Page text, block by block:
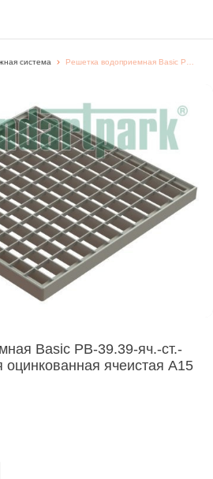
система
Basic РВ-39.39-яч.-ст.-
оцинкованная ячеистая А15